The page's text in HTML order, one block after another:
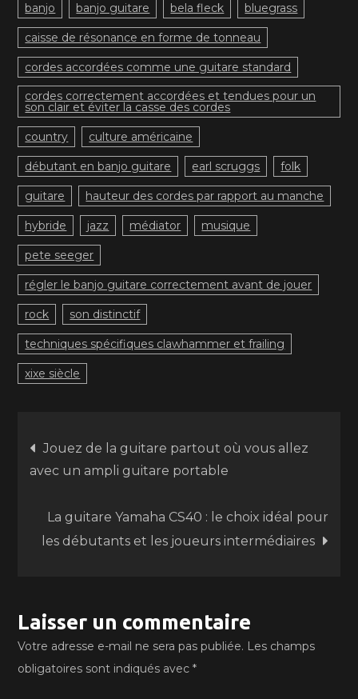
banjo banjo guitare bela fleck bluegrass
caisse de résonance en forme de tonneau
cordes accordées comme une guitare standard
cordes correctement accordées et tendues pour un
son clair et éviter la casse des cordes
country culture américaine
débutant en banjo guitare earl scruggs folk
guitare hauteur des cordes par rapport au manche
hybride jazz médiator musique
pete seeger
régler le banjo guitare correctement avant de jouer
rock son distinctif
techniques spécifiques clawhammer et frailing
xixe siècle
Navigation
de
l’article
Jouez de la guitare partout où vous allez
avec un ampli guitare portable
La guitare Yamaha CS40 : le choix idéal pour
les débutants et les joueurs intermédiaires
Laisser un commentaire
Votre adresse e-mail ne sera pas publiée. Les champs
obligatoires sont indiqués avec*